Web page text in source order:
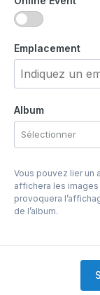
Emplacement
Album
Sélectionner
Vous pouvez lier un
affichera les
provoquera
de l’album.